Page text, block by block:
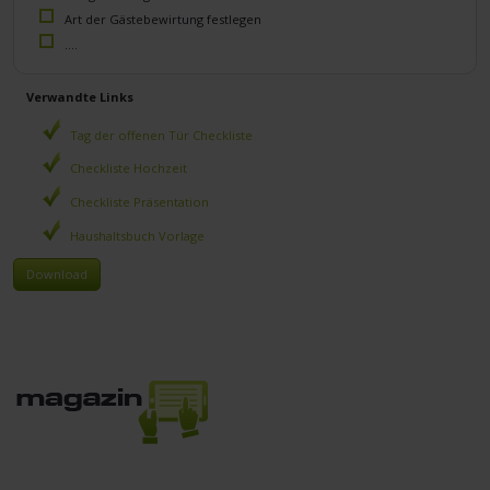
Art der Gästebewirtung festlegen
Verwandte Links
Tag der offenen Tür Checkliste
Checkliste Hochzeit
Checkliste Präsentation
Haushaltsbuch Vorlage
Download